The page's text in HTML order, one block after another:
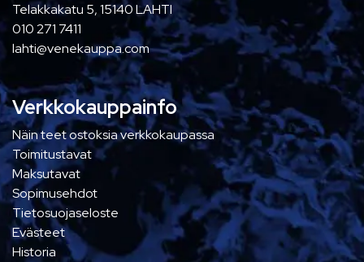
Telakkakatu 5, 15140 LAHTI
010 271 7411
lahti@venekauppa.com
Verkkokauppainfo
Näin teet ostoksia verkkokaupassa
Toimitustavat
Maksutavat
Sopimusehdot
Tietosuojaseloste
Evästeet
Historia